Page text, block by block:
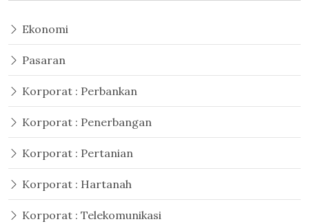
Ekonomi
Pasaran
Korporat : Perbankan
Korporat : Penerbangan
Korporat : Pertanian
Korporat : Hartanah
Korporat : Telekomunikasi